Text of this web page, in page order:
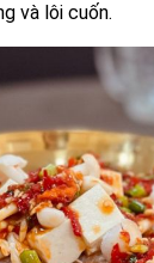
và lôi cuốn.